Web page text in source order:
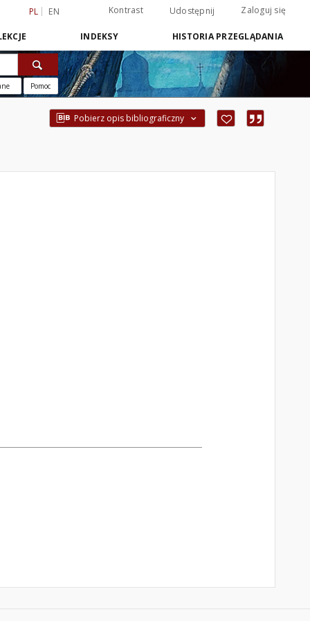
PL EN Kontrast Udostępnij Zaloguj się
INDEKSY HISTORIA PRZEGLĄDANIA
Pomoc
Pobierz opis bibliograficzny